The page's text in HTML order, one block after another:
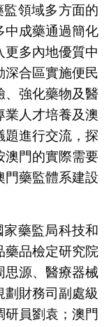
領域多方面的
中成藥通過簡化
更多內地優質中
深合區實施便民
、強化藥物及醫
業人才培養及澳
題進行交流，探
澳門的實際需要
門藥監體系建設
藥監局科技和
藥品檢定研究院
思源、醫療器械
財務司副處級
員劉袁；澳門